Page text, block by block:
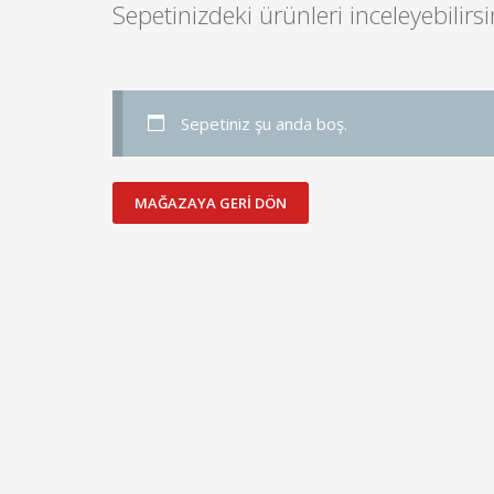
Sepetinizdeki ürünleri
Sepetiniz şu anda boş.
MAĞAZAYA GERI DÖN